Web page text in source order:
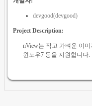
devgood(devgood)
Project Description:
nView는 작고 가벼운 이
윈도우7 등을 지원합니다.